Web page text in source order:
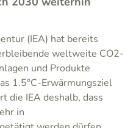
(IEA) hat bereits
weltweite CO2-
und Produkte
1.5°C-Erwärmungsziel
die IEA deshalb, dass
in